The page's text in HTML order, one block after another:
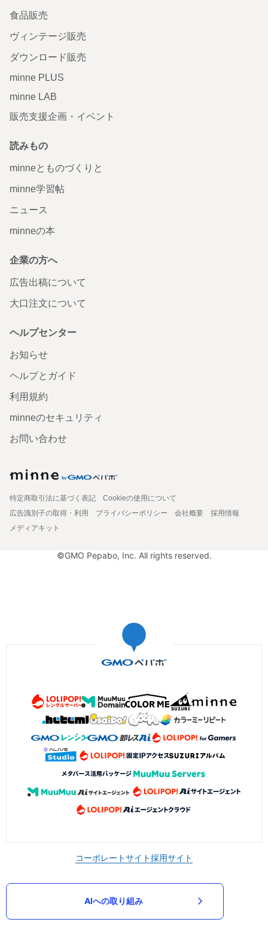
食品販売
ヴィンテージ販売
ダウンロード販売
minne PLUS
minne LAB
販売支援企画・イベント
読みもの
minneとものづくりと
minne学習帖
ニュース
minneの本
企業の方へ
広告出稿について
大口注文について
ヘルプセンター
お知らせ
ヘルプとガイド
利用規約
minneのセキュリティ
お問い合わせ
特定商取引法に基づく表記
Cookieの使用について
広告識別子の取得・利用
プライバシーポリシー 会社概要
採用情報
メディアキット
©GMO Pepabo, Inc. All rights reserved.
コーポレートサイト採用サイト
AIへの取り組み